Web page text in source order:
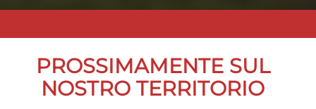
PROSSIMAMENTE SUL
NOSTRO TERRITORIO